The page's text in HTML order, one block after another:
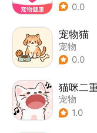
0.0
宠物猫
宠物
0.0
猫咪二
宠物
1.0